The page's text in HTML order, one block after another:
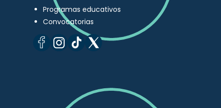
Programas educativos
Convocatorias